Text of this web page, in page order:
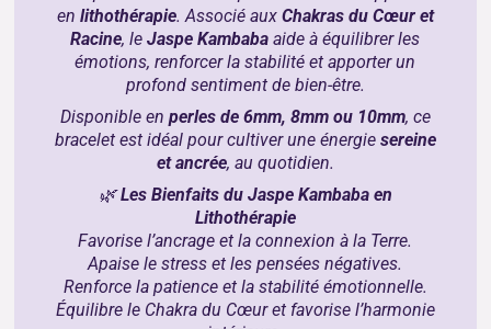
en lithothérapie. Associé aux Chakras du Cœur et
Racine, leJaspe Kambaba aide à équilibrer les
émotions, renforcer la stabilité et apporter un
profond sentiment de bien-être.
Disponible en perles de 6mm, 8mm ou 10mm, ce
bracelet est idéal pour cultiver une énergie sereine
et ancrée, au quotidien.
🌿Les Bienfaits du Jaspe Kambaba en
Lithothérapie
Favorise l’ancrage et la connexion à la Terre.
Apaise le stress et les pensées négatives.
Renforce la patience et la stabilité émotionnelle.
Équilibre le Chakra du Cœur et favorise l’harmonie